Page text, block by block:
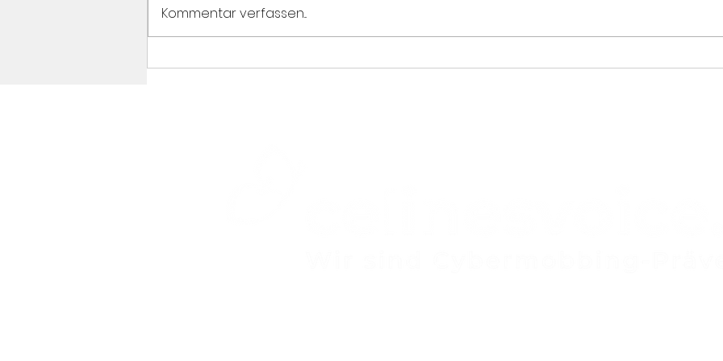
Cybermobbinggesetz
Kommentar verfassen...